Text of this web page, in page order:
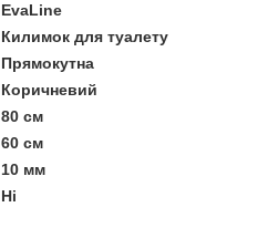
EvaLine
Килимок для туалету
Прямокутна
Коричневий
80 см
60 см
10 мм
Ні